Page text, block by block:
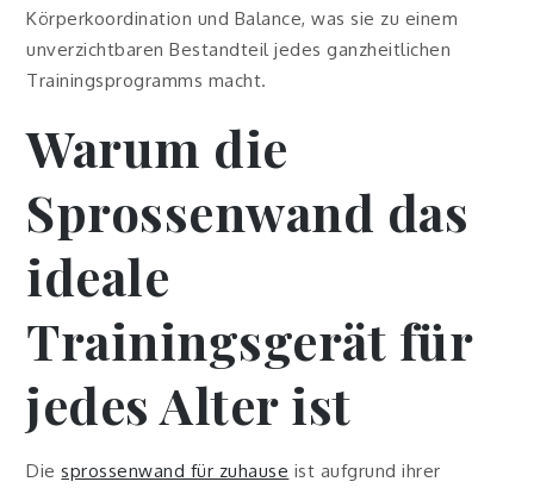
Körperkoordination und Balance, was sie zu einem
unverzichtbaren Bestandteil jedes ganzheitlichen
Trainingsprogramms macht.
Warum die
Sprossenwand das
ideale
Trainingsgerät für
jedes Alter ist
Diesprossenwand für zuhause ist aufgrund ihrer